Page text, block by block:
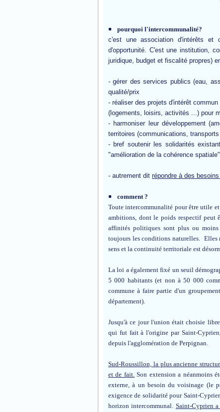
pourquoi l'intercommunalité?
c'est une association d'intérêts et
d'opportunité. C'est une institution,
juridique, budget et fiscalité propres)
- gérer des services publics (eau,
qualité/prix
- réaliser des projets d'intérêt
(logements, loisirs, activités ...) pour
- harmoniser leur développement
territoires (communications,
- bref soutenir les solidarités
"amélioration de la cohérence
- autrement dit répondre à des
comment ?
Toute intercommunalité pour être utile
ambitions, dont le poids respectif peut
affinités politiques sont plus ou moins
toujours les conditions naturelles. Elles
sens et la continuité territoriale est
La loi a également fixé un seuil
5 000 habitants (et non à 50 000
commune à faire partie d'un
département).
Jusqu'à ce jour l'union était choisie
qui fut fait à l'origine par Saint-
depuis l'agglomération de Perpignan.
Sud-Roussillon, la plus ancienne
et de fait.Son extension a néanmoins
externe, à un besoin du voisinage (le
exigence de solidarité pour Saint-
horizon intercommunal. Saint-Cyprien